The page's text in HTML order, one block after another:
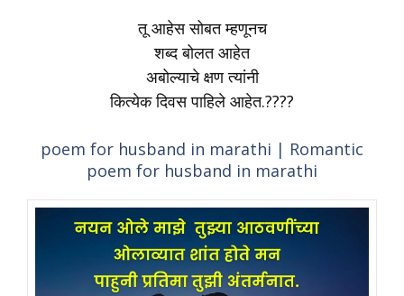
तू आहेस सोबत म्हणूनच
शब्द बोलत आहेत
अबोल्याचे क्षण त्यांनी
कित्येक दिवस पाहिले आहेत.????
poem for husband in marathi | Romantic
poem for husband in marathi